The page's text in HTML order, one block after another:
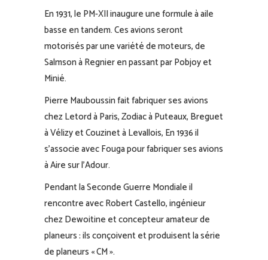
En 1931, le PM-XII inaugure une formule à aile
basse en tandem. Ces avions seront
motorisés par une variété de moteurs, de
Salmson à Regnier en passant par Pobjoy et
Minié.
Pierre Mauboussin fait fabriquer ses avions
chez Letord à Paris, Zodiac à Puteaux, Breguet
à Vélizy et Couzinet à Levallois, En 1936 il
s’associe avec Fouga pour fabriquer ses avions
à Aire sur l’Adour.
Pendant la Seconde Guerre Mondiale il
rencontre avec Robert Castello, ingénieur
chez Dewoitine et concepteur amateur de
planeurs : ils conçoivent et produisent la série
de planeurs « CM ».